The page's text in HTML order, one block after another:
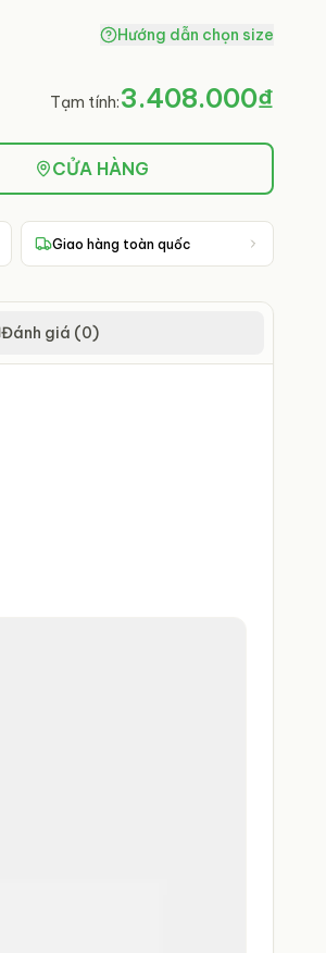
Hướng dẫn chọn size
Tạm tính:3.408.000₫
CỬA HÀNG
Giao hàng toàn quốc
Đánh giá (0)